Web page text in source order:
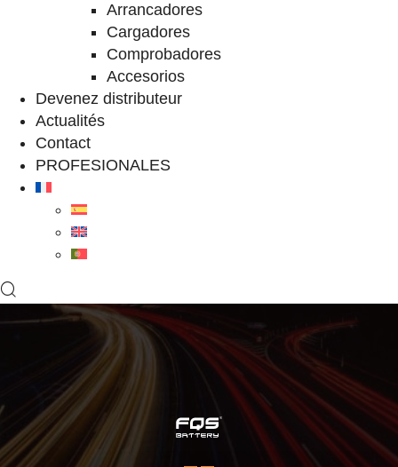
Arrancadores
Cargadores
Comprobadores
Accesorios
Devenez distributeur
Actualités
Contact
PROFESIONALES